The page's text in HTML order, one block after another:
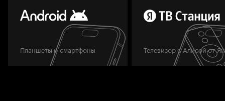
Планшеты и смартфоны Телевизор с Алисой от